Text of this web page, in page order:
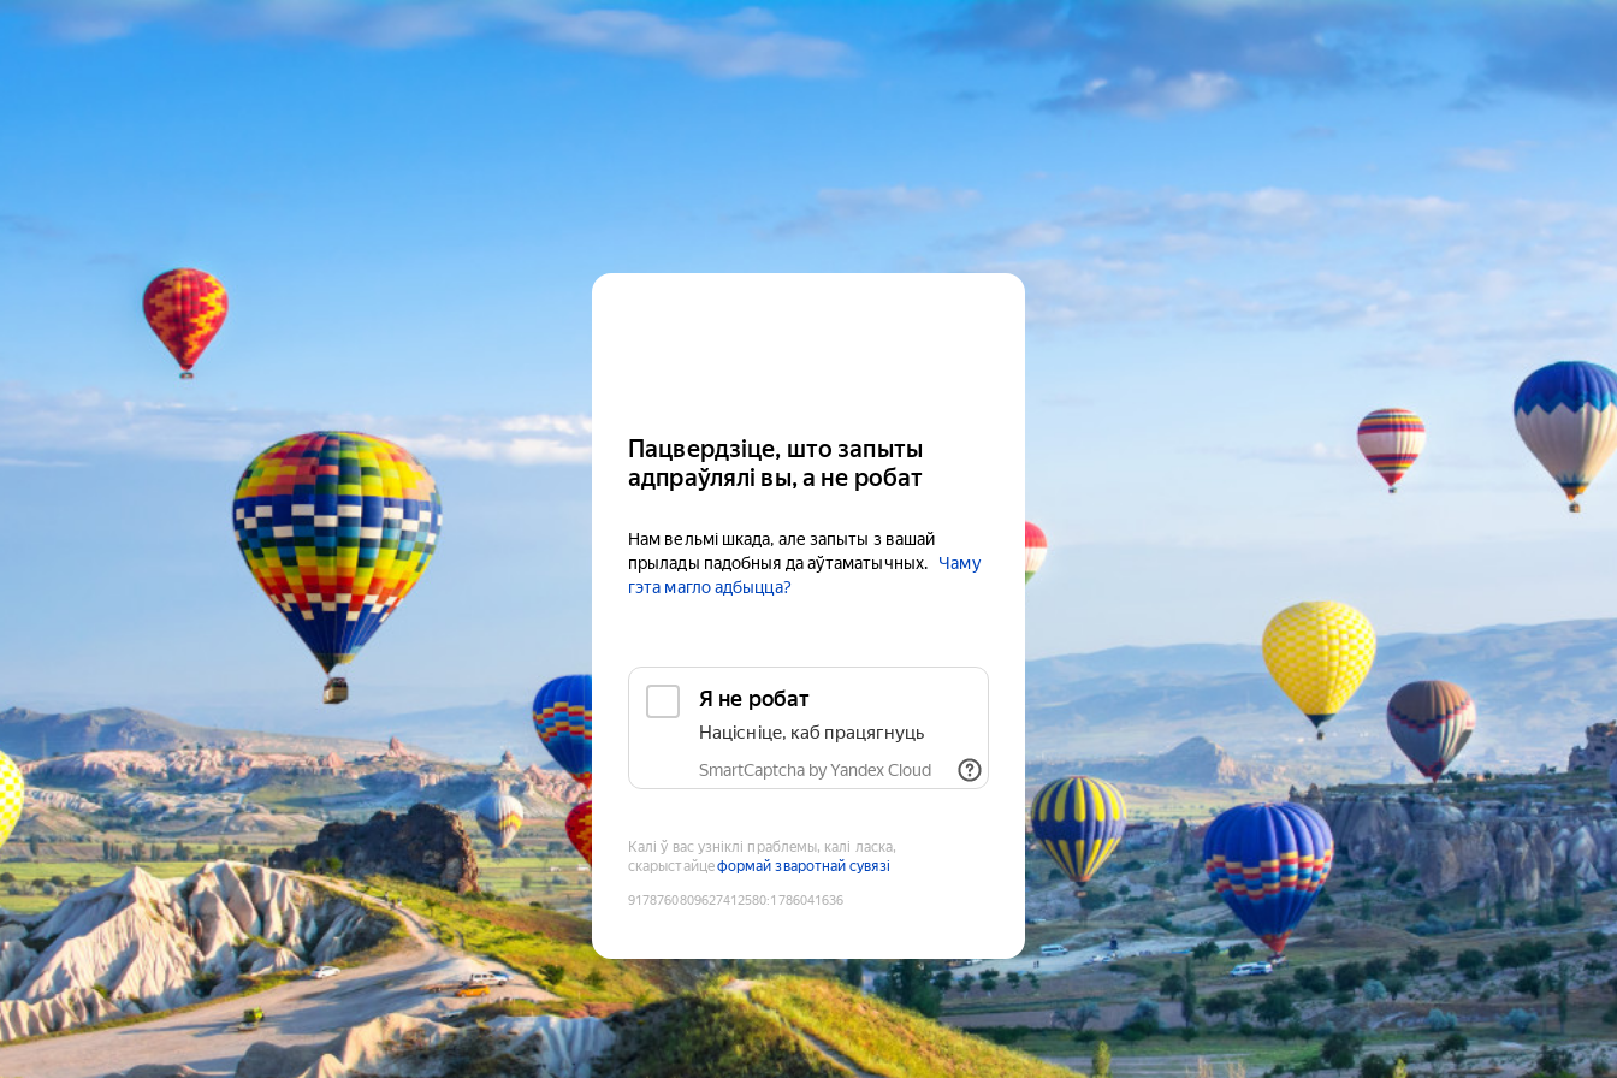
Пацвердзіце, што запыты
адпраўлялі вы, а не робат
Нам вельмі шкада, але запыты з вашай
прылады падобныя да аўтаматычных.
Чаму
гэта магло адбыцца?
Я не робат
Націсніце, каб працягнуць
SmartCaptcha by Yandex Cloud
Калі ў вас узніклі праблемы, калі ласка,
скарыстайцеформай зваротнай сувязі
9178760809627412580:1786041636